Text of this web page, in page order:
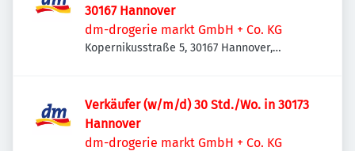
30167 Hannover
dm-drogerie markt GmbH + Co. KG
Kopernikusstraße 5, 30167 Hannover,
Verkäufer (w/m/d) 30 Std./Wo. in 30173
Hannover
dm-drogerie markt GmbH + Co. KG